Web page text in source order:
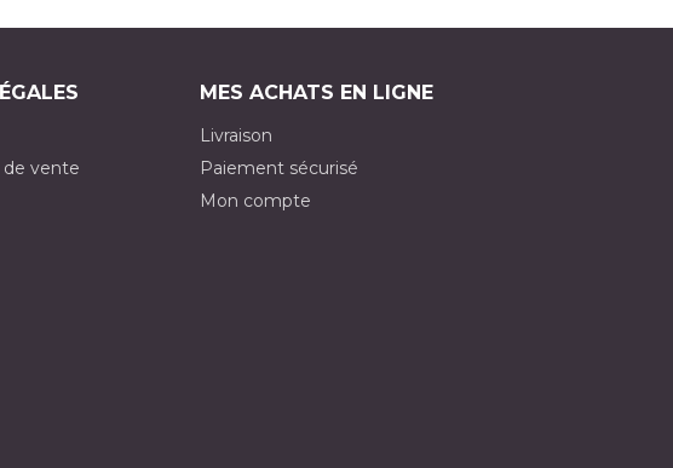
de vente
MES ACHATS EN LIGNE
Livraison
Paiement sécurisé
Mon compte